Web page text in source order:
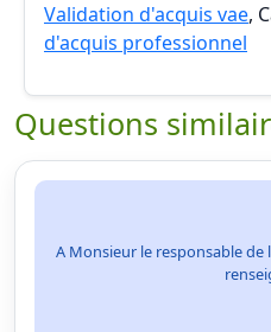
Validation d'acquis vae,
d'acquis professionnel
Questions
A Monsieur le responsable